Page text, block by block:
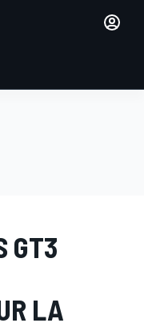
GT3
LA